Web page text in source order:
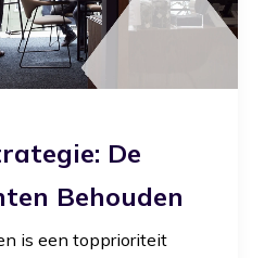
De
Behouden
is een topprioriteit